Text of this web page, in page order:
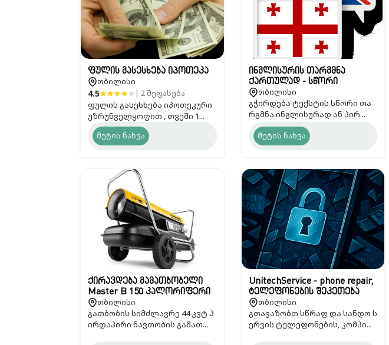
ფულის გასესხება იპოთეკა
თბილისი
4.5 | 2 შეფასება
ფულის გასესხება იპოთეკური
უზრუნველყოფით , თვეში 1...
მეტის ნახვა
ინგლისურის თარგმნა
ქართულად - სწორი
თარგმნა სხვადასხვა ენებზე
თბილისი
გჭირდება ტექსტის სწორი თა
რგმნა ინგლისურად ან პირ...
მეტის ნახვა
ქირავდება გამათბობელი
Master B 150 კალორიფერი
თბილისი
გათბობის სიმძლავრე 44 კვტ პ
ირდაპირი ნავთობის გამათ...
UnitechService - phone repair,
ტელეფონების შეკეთება
თბილისი
გთავაზობთ სწრაფ და სანდო ს
ერვის ტელეფონების, კომპი...